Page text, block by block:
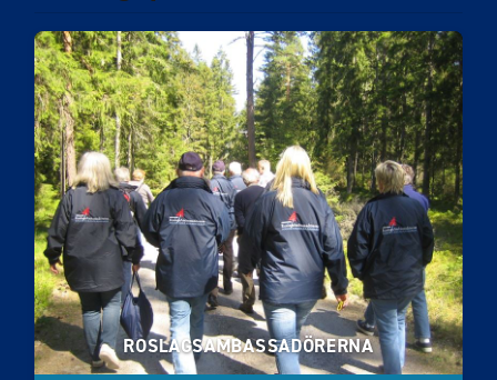
ROSLAGSAMBASSADÖRERNA